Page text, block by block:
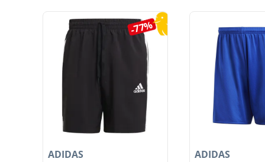
Produktgalerie überspringen
-77%
ADIDAS ADIDAS